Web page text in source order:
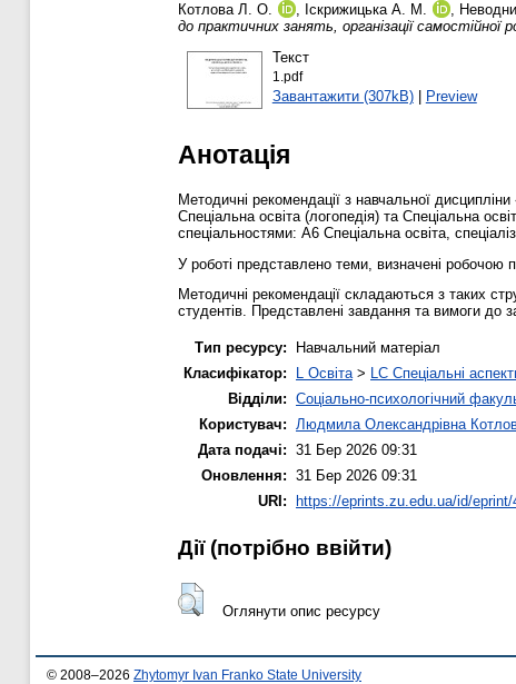
Котлова Л. О. , Іскрижицька А. М. ,
до практичних занять, організації самостійної
Текст
1.pdf
Завантажити (307kB)| Preview
Анотація
Методичні рекомендації з навчальної
Спеціальна освіта (логопедія) та Спеціальна
спеціальностями: А6 Спеціальна освіта,
У роботі представлено теми, визначені робочою
Методичні рекомендації складаються з таких
студентів. Представлені завдання та вимоги до
Тип ресурсу:
Навчальний матеріал
Класифікатор:
L Освіта> LC Спеціальні
Відділи: Соціально-психологічний
Користувач: Людмила Олександрівна
Дата подачі: 31 Бер 2026 09:31
Оновлення: 31 Бер 2026 09:31
URI:
https://eprints.zu.edu.ua/id/eprint/
Дії ​​(потрібно ввійти)
Оглянути опис ресурсу
© 2008–2026 Zhytomyr Ivan Franko State University